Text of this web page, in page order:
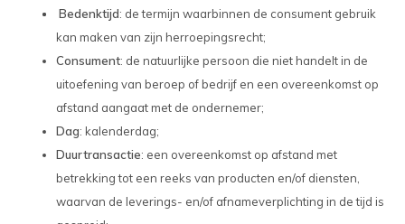
Bedenktijd: de termijn waarbinnen de consument gebruik
kan maken van zijn herroepingsrecht;
Consument: de natuurlijke persoon die niet handelt in de
uitoefening van beroep of bedrijf en een overeenkomst op
afstand aangaat met de ondernemer;
Dag: kalenderdag;
Duurtransactie: een overeenkomst op afstand met
betrekking tot een reeks van producten en/of diensten,
waarvan de leverings- en/of afnameverplichting in de tijd is